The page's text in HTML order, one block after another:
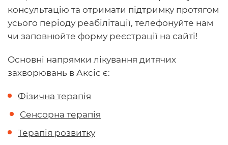
консультацію та отримати підтримку протягом
усього періоду реабілітації, телефонуйте нам
чи заповнюйте форму реєстрації на сайті!
Основні напрямки лікування дитячих
захворювань в Аксіс є:
Фізична терапія
Сенсорна терапія
Терапія розвитку